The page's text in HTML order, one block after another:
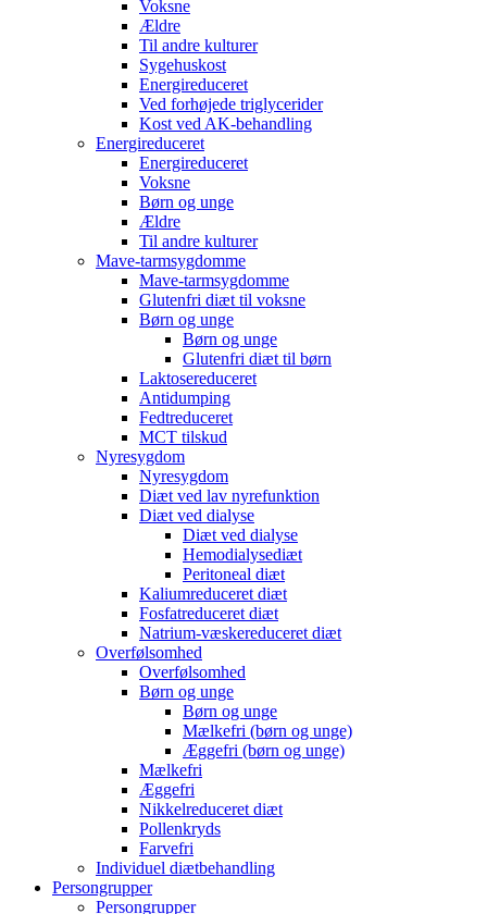
Voksne
Ældre
Til andre kulturer
Sygehuskost
Energireduceret
Ved forhøjede triglycerider
Kost ved AK-behandling
Energireduceret
Energireduceret
Voksne
Børn og unge
Ældre
Til andre kulturer
Mave-tarmsygdomme
Mave-tarmsygdomme
Glutenfri diæt til voksne
Børn og unge
Børn og unge
Glutenfri diæt til børn
Laktosereduceret
Antidumping
Fedtreduceret
MCT tilskud
Nyresygdom
Nyresygdom
Diæt ved lav nyrefunktion
Diæt ved dialyse
Diæt ved dialyse
Hemodialysediæt
Peritoneal diæt
Kaliumreduceret diæt
Fosfatreduceret diæt
Natrium-væskereduceret diæt
Overfølsomhed
Overfølsomhed
Børn og unge
Børn og unge
Mælkefri (børn og unge)
Æggefri (børn og unge)
Mælkefri
Æggefri
Nikkelreduceret diæt
Pollenkryds
Farvefri
Individuel diætbehandling
Persongrupper
Persongrupper